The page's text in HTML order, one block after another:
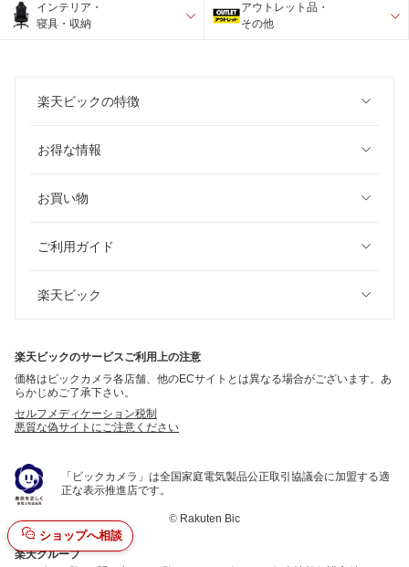
ショップへ相談
インテリア・
寝具・収納
アウトレット品・
その他
楽天ビックの特徴
お得な情報
お買い物
ご利用ガイド
楽天ビック
楽天ビックのサービスご利用上の注意
価格はビックカメラ各店舗、他のECサイトとは異なる場合がございます。あ
らかじめご了承下さい。
セルフメディケーション税制
悪質な偽サイトにご注意ください
「ビックカメラ」は全国家庭電気製品公正取引協議会に加盟する適
正な表示推進店です。
© Rakuten Bic
楽天グループ